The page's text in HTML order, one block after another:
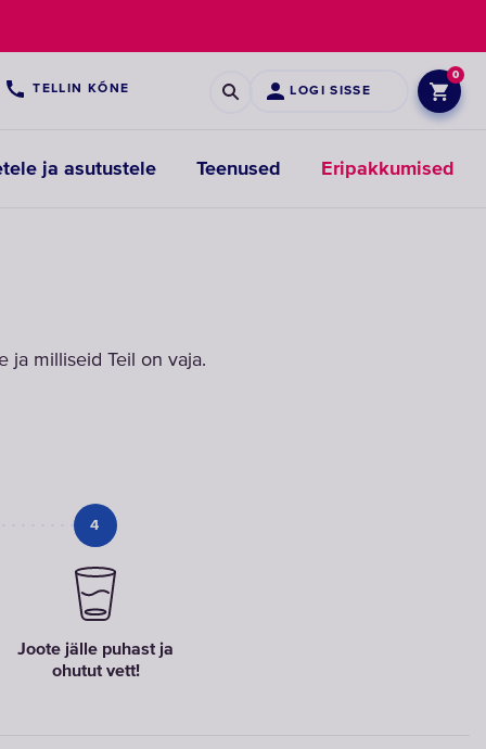
TELLIN KÕNE LOGI SISSE
0
ja asutustele Teenused Eripakkumised
ja milliseid Teil on vaja.
4
Joote jälle puhast ja
ohutut vett!